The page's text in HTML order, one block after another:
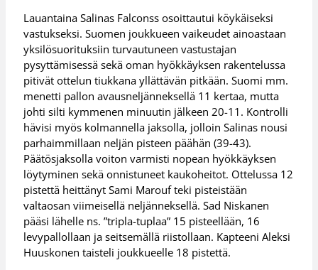
Lauantaina Salinas Falconss osoittautui köykäiseksi
vastukseksi. Suomen joukkueen vaikeudet ainoastaan
yksilösuorituksiin turvautuneen vastustajan
pysyttämisessä sekä oman hyökkäyksen rakentelussa
pitivät ottelun tiukkana yllättävän pitkään. Suomi mm.
menetti pallon avausneljänneksellä 11 kertaa, mutta
johti silti kymmenen minuutin jälkeen 20-11. Kontrolli
hävisi myös kolmannella jaksolla, jolloin Salinas nousi
parhaimmillaan neljän pisteen päähän (39-43).
Päätösjaksolla voiton varmisti nopean hyökkäyksen
löytyminen sekä onnistuneet kaukoheitot. Ottelussa 12
pistettä heittänyt Sami Marouf teki pisteistään
valtaosan viimeisellä neljänneksellä. Sad Niskanen
pääsi lähelle ns. ”tripla-tuplaa” 15 pisteellään, 16
levypallollaan ja seitsemällä riistollaan. Kapteeni Aleksi
Huuskonen taisteli joukkueelle 18 pistettä.